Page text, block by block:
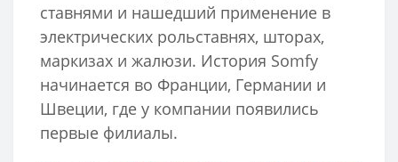
ставнями и нашедший применение в
электрических рольставнях, шторах,
маркизах и жалюзи. История Somfy
начинается во Франции, Германии и
Швеции, где у компании появились
первые филиалы.